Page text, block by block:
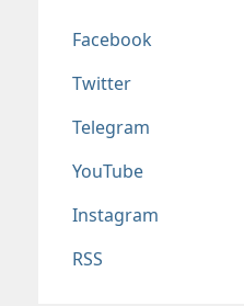
Соц сети
Facebook
Twitter
Telegram
YouTube
Instagram
RSS